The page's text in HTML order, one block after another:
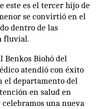
este es el tercer hijo de
se convirtió en el
dentro de las
fluvial.
Benkos Biohó del
atendió con éxito
el departamento del
en salud en
una nueva